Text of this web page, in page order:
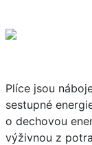
Plíce jsou
sestupné
o dechovou
výživnou z